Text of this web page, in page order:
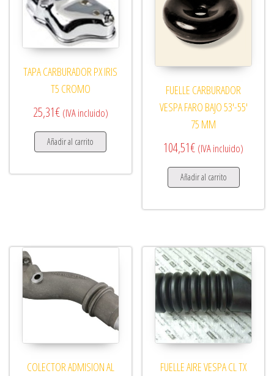
TAPA CARBURADOR PX IRIS
T5 CROMO
25,31€ (IVA incluido)
Añadir al carrito
FUELLE CARBURADOR
VESPA FARO BAJO 53′-55′
75 MM
104,51€ (IVA incluido)
Añadir al carrito
COLECTOR ADMISION AL
FUELLE AIRE VESPA CL TX